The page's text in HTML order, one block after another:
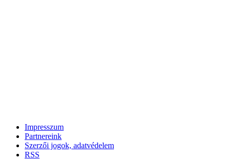
Impresszum
Partnereink
Szerzői jogok, adatvédelem
RSS